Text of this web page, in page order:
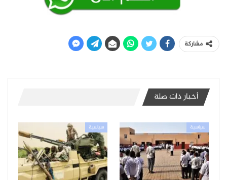
مشاركة
أخبار ذات صلة
سياسية سياسية